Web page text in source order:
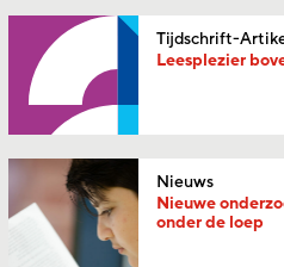
Tijdschrift-
Leesplezier
Nieuws
Nieuwe
onder de loep